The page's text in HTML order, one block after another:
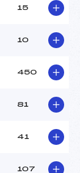
15
10
450
81
41
107